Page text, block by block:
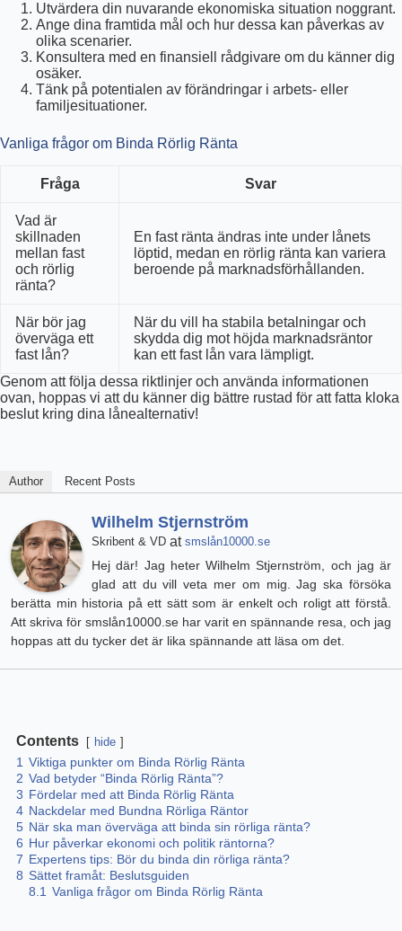
Utvärdera din nuvarande ekonomiska situation noggrant.
Ange dina framtida mål och hur dessa kan påverkas av
olika scenarier.
Konsultera med en finansiell rådgivare om du känner dig
osäker.
Tänk på potentialen av förändringar i arbets- eller
familjesituationer.
Vanliga frågor om Binda Rörlig Ränta
Fråga Svar
Vad är
skillnaden
mellan fast
och rörlig
ränta?
En fast ränta ändras inte under lånets
löptid, medan en rörlig ränta kan variera
beroende på marknadsförhållanden.
När bör jag
överväga ett
fast lån?
När du vill ha stabila betalningar och
skydda dig mot höjda marknadsräntor
kan ett fast lån vara lämpligt.
Genom att följa dessa riktlinjer och använda informationen
ovan, hoppas vi att du känner dig bättre rustad för att fatta kloka
beslut kring dina lånealternativ!
Author Recent Posts
Wilhelm Stjernström
Skribent & VD at smslån10000.se
Hej där! Jag heter Wilhelm Stjernström, och jag är
glad att du vill veta mer om mig. Jag ska försöka
berätta min historia på ett sätt som är enkelt och roligt att förstå.
Att skriva för smslån10000.se har varit en spännande resa, och jag
hoppas att du tycker det är lika spännande att läsa om det.
Contents hide
1 Viktiga punkter om Binda Rörlig Ränta
2 Vad betyder “Binda Rörlig Ränta”?
3 Fördelar med att Binda Rörlig Ränta
4 Nackdelar med Bundna Rörliga Räntor
5 När ska man överväga att binda sin rörliga ränta?
6 Hur påverkar ekonomi och politik räntorna?
7 Expertens tips: Bör du binda din rörliga ränta?
8 Sättet framåt: Beslutsguiden
8.1 Vanliga frågor om Binda Rörlig Ränta